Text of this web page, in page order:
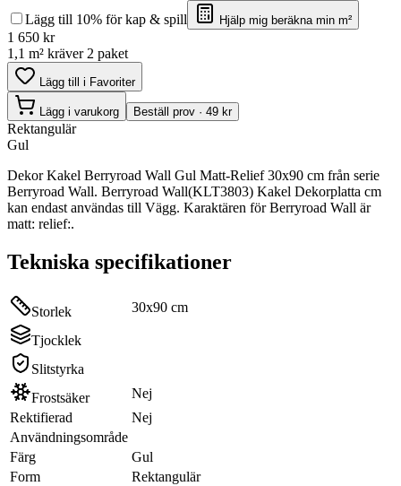
Lägg till 10% för kap & spill
Hjälp mig beräkna min m²
1 650 kr
1,1 m² kräver 2 paket
Lägg till i Favoriter
Lägg i varukorg Beställ prov · 49 kr
Rektangulär
Gul
Dekor Kakel Berryroad Wall Gul Matt-Relief 30x90 cm från serie
Berryroad Wall. Berryroad Wall(KLT3803) Kakel Dekorplatta cm
kan endast användas till Vägg. Karaktären för Berryroad Wall är
matt: relief:.
Tekniska specifikationer
Storlek 30x90 cm
Tjocklek
Slitstyrka
Frostsäker
Nej
Rektifierad
Nej
Användningsområde
Färg
Gul
Form
Rektangulär